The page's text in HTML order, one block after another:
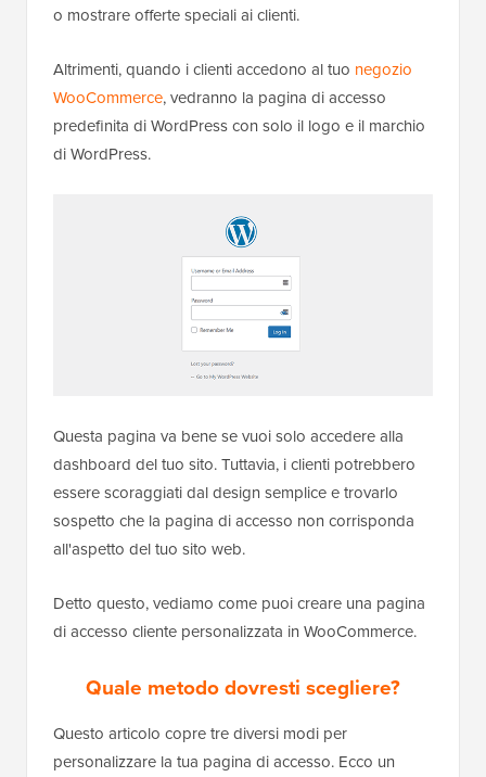
o mostrare offerte speciali ai clienti.
Altrimenti, quando i clienti accedono al tuo negozio
WooCommerce, vedranno la pagina di accesso
predefinita di WordPress con solo il logo e il marchio
di WordPress.
Questa pagina va bene se vuoi solo accedere alla
dashboard del tuo sito. Tuttavia, i clienti potrebbero
essere scoraggiati dal design semplice e trovarlo
sospetto che la pagina di accesso non corrisponda
all'aspetto del tuo sito web.
Detto questo, vediamo come puoi creare una pagina
di accesso cliente personalizzata in WooCommerce.
Quale metodo dovresti scegliere?
Questo articolo copre tre diversi modi per
personalizzare la tua pagina di accesso. Ecco un